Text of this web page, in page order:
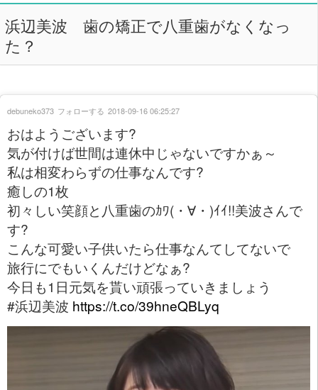
浜辺美波 歯の矯正で八重歯がなくなっ
た？
おはようございます?
気が付けば世間は連休中じゃないですかぁ～
私は相変わらずの仕事なんです?
癒しの1枚
初々しい笑顔と八重歯のｶﾜ(・∀・)ｲｲ!!美波さんで
す?
こんな可愛い子供いたら仕事なんてしてないで
旅行にでもいくんだけどなぁ?
今日も1日元気を貰い頑張っていきましょう
#浜辺美波 https://t.co/39hneQBLyq
debuneko373 フォローする 2018-09-16 06:25:27